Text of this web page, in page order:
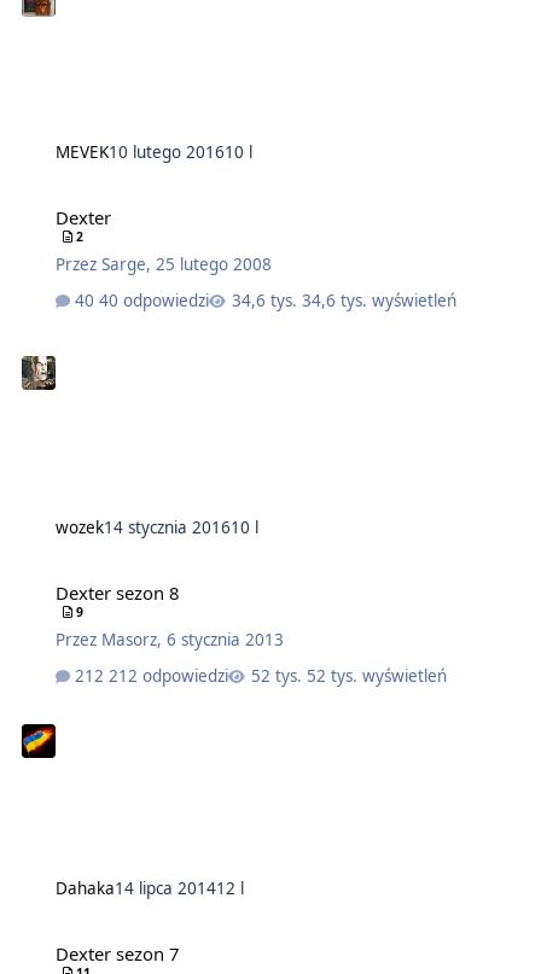
MEVEK10 lutego 201610 l
Dexter
2
Przez Sarge, 25 lutego 2008
40 odpowiedzi
34,6 tys. wyświetleń
wozek14 stycznia 201610 l
Dexter sezon 8
9
Przez Masorz, 6 stycznia 2013
212 odpowiedzi
52 tys. wyświetleń
Dahaka14 lipca 201412 l
Dexter sezon 7